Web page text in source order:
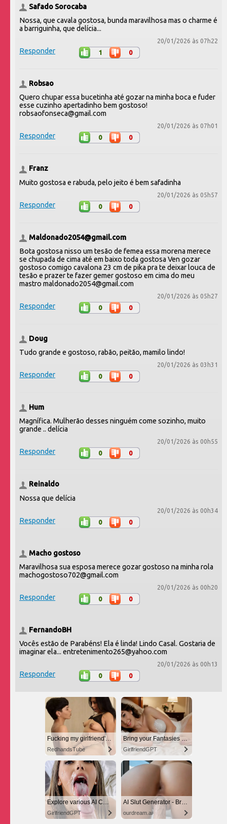
Safado Sorocaba
Nossa, que cavala gostosa, bunda maravilhosa mas o charme é
a barriguinha, que delícia...
20/01/2026 às 07h22
Responder 1 0
Robsao
Quero chupar essa bucetinha até gozar na minha boca e fuder
esse cuzinho apertadinho bem gostoso!
robsaofonseca@gmail.com
20/01/2026 às 07h01
Responder 0 0
Franz
Muito gostosa e rabuda, pelo jeito é bem safadinha
20/01/2026 às 05h57
Responder 0 0
Maldonado2054@gmail.com
Bota gostosa nisso um tesão de femea essa morena merece
se chupada de cima até em baixo toda gostosa Ven gozar
gostoso comigo cavalona 23 cm de pika pra te deixar louca de
tesão e prazer te fazer gemer gostoso em cima do meu
mastro maldonado2054@gmail.com
20/01/2026 às 05h27
Responder 0 0
Doug
Tudo grande e gostoso, rabão, peitão, mamilo lindo!
20/01/2026 às 03h31
Responder 0 0
Hum
Magnífica. Mulherão desses ninguém come sozinho, muito
grande .. delícia
20/01/2026 às 00h55
Responder 0 0
Reinaldo
Nossa que delícia
20/01/2026 às 00h34
Responder 0 0
Macho gostoso
Maravilhosa sua esposa merece gozar gostoso na minha rola
machogostoso702@gmail.com
20/01/2026 às 00h20
Responder 0 0
FernandoBH
Vocês estão de Parabéns! Ela é linda! Lindo Casal. Gostaria de
imaginar ela... entretenimento265@yahoo.com
20/01/2026 às 00h13
Responder 0 0
Fucking my girlfriend's hot mommy by mistake
RedhandsTube
Bring your Fantasies to life
GirlfriendGPT
Explore various AI Characters on GirlfriendGPT
GirlfriendGPT
AI Slut Generator - Bring your Fantasies to life 🔥
ourdream.ai